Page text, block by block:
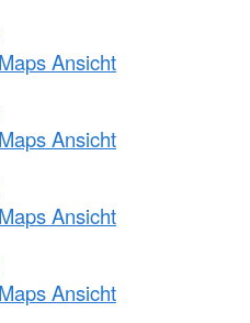
Ansicht
Ansicht
Ansicht
Ansicht